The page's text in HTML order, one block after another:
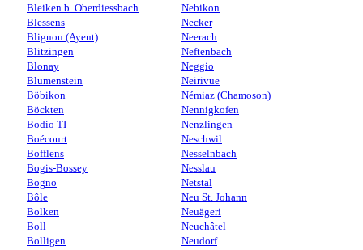
Bleiken b. Oberdiessbach
Blessens
Blignou (Ayent)
Blitzingen
Blonay
Blumenstein
Böbikon
Böckten
Bodio TI
Boécourt
Bofflens
Bogis-Bossey
Bogno
Bôle
Bolken
Boll
Bolligen
Nebikon
Necker
Neerach
Neftenbach
Neggio
Neirivue
Némiaz (Chamoson)
Nennigkofen
Nenzlingen
Neschwil
Nesselnbach
Nesslau
Netstal
Neu St. Johann
Neuägeri
Neuchâtel
Neudorf